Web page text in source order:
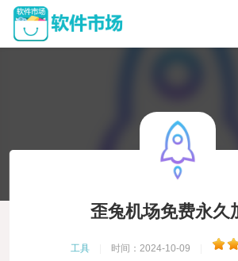
歪兔机场免费永久
工具 时间：2024-10-09